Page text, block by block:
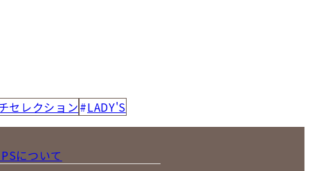
セレクション LADY'S
について